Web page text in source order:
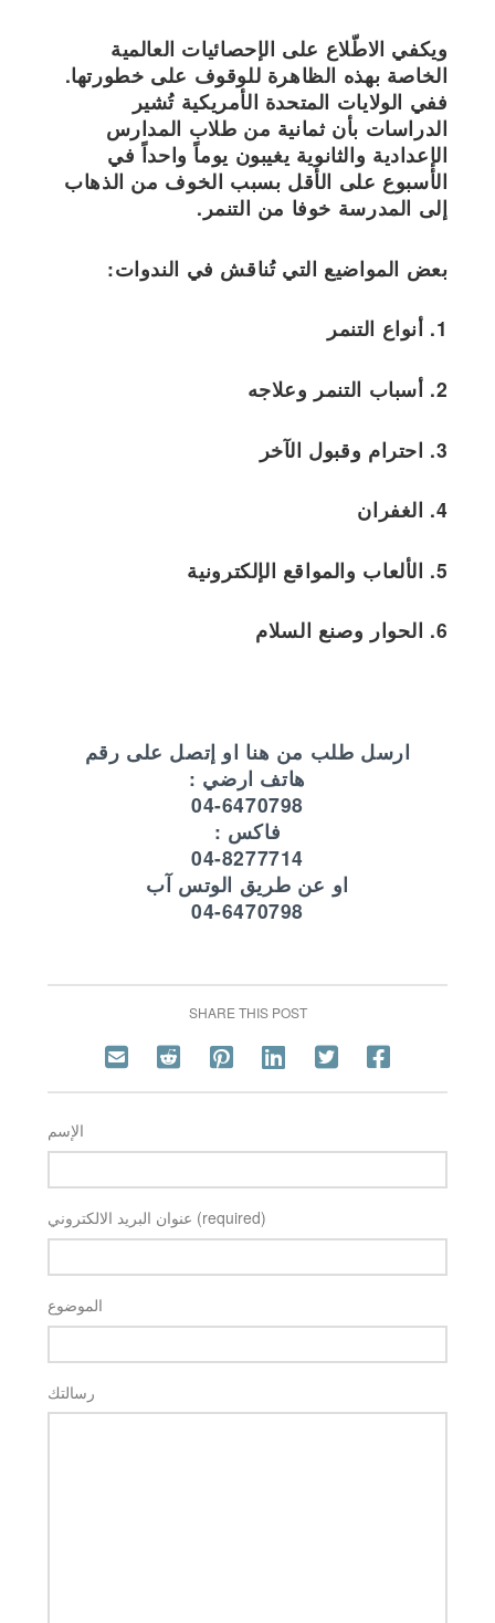
ويكفي الاطّلاع على الإحصائيات العالمية
الخاصة بهذه الظاهرة للوقوف على خطورتها.
ففي الولايات المتحدة الأمريكية تُشير
الدراسات بأن ثمانية من طلاب المدارس
الإعدادية والثانوية يغيبون يوماً واحداً في
الأسبوع على الأقل بسبب الخوف من الذهاب
إلى المدرسة خوفا من التنمر.
بعض المواضيع التي تُناقش في الندوات:
1. أنواع التنمر
2. أسباب التنمر وعلاجه
3. احترام وقبول الآخر
4. الغفران
5. الألعاب والمواقع الإلكترونية
6. الحوار وصنع السلام
ارسل طلب من هنا او إتصل على رقم
هاتف ارضي :
04-6470798
فاكس :
04-8277714
او عن طريق الوتس آب
04-6470798
SHARE THIS POST
الإسم
عنوان البريد الالكتروني (required)
الموضوع
رسالتك